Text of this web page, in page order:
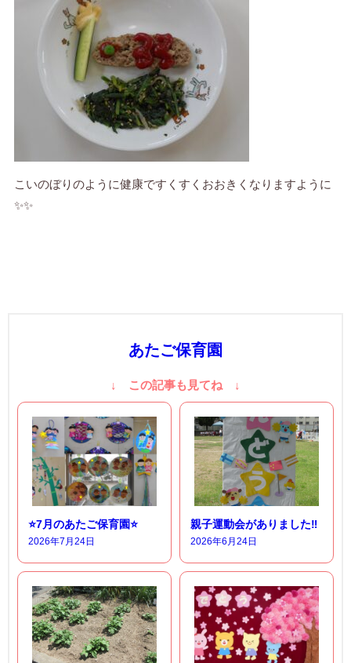
こいのぼりのように健康ですくすくおおきくなりますように
✨✨
あたご保育園
↓ この記事も見てね ↓
⭐7月のあたご保育園⭐
2026年7月24日
親子運動会がありました‼
2026年6月24日